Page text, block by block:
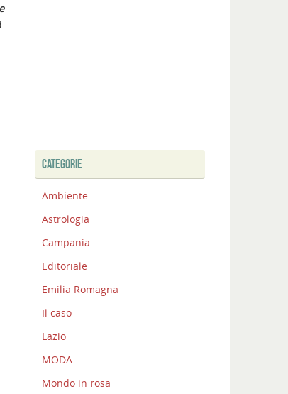
CATEGORIE
Ambiente
Astrologia
Campania
Editoriale
Emilia Romagna
Il caso
Lazio
MODA
Mondo in rosa